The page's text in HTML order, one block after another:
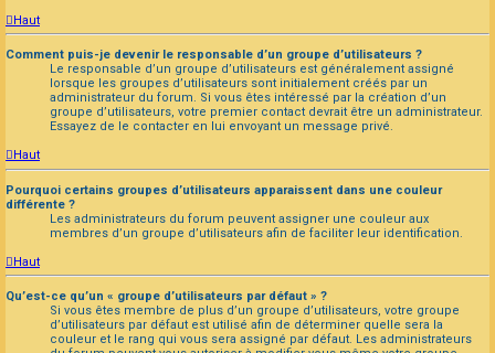
Haut
Comment puis-je devenir le responsable d’un groupe d’utilisateurs ?
Le responsable d’un groupe d’utilisateurs est généralement assigné
lorsque les groupes d’utilisateurs sont initialement créés par un
administrateur du forum. Si vous êtes intéressé par la création d’un
groupe d’utilisateurs, votre premier contact devrait être un administrateur.
Essayez de le contacter en lui envoyant un message privé.
Haut
Pourquoi certains groupes d’utilisateurs apparaissent dans une couleur
différente ?
Les administrateurs du forum peuvent assigner une couleur aux
membres d’un groupe d’utilisateurs afin de faciliter leur identification.
Haut
Qu’est-ce qu’un « groupe d’utilisateurs par défaut » ?
Si vous êtes membre de plus d’un groupe d’utilisateurs, votre groupe
d’utilisateurs par défaut est utilisé afin de déterminer quelle sera la
couleur et le rang qui vous sera assigné par défaut. Les administrateurs